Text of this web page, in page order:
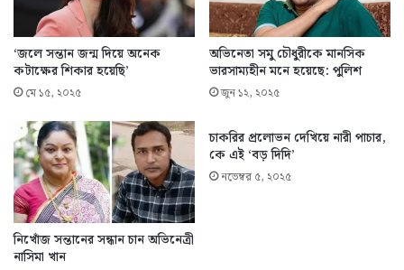
‘জলে সন্তান জন্ম দিয়ে অনেক
কটাক্ষের শিকার হয়েছি’
মে ১৫, ২০২৫
অভিনেতা সমু চৌধুরীকে মানসিক
ভারসাম্যহীন মনে হয়েছে: পুলিশ
জুন ১২, ২০২৫
নিখোঁজ সন্তানের সন্ধান চান অভিনেত্রী
নাসিমা খান
চাকরির প্রলোভন দেখিয়ে নারী পাচার,
কে এই ‘বড় দিদি’
নভেম্বর ৫, ২০২৫